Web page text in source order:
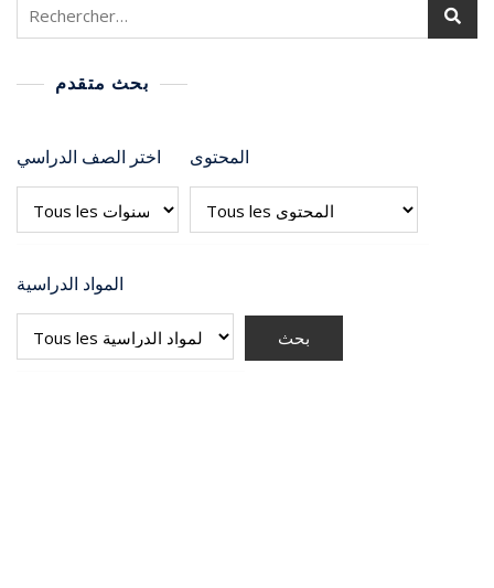
بحث متقدم
اختر الصف الدراسي المحتوى
المواد الدراسية